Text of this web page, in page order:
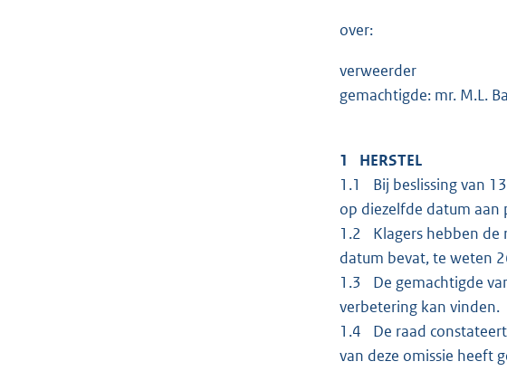
over:
verweerder
gemachtigde: mr. M.L.
1
HERSTEL
1.1 Bij beslissing van
op diezelfde datum aan
1.2 Klagers hebben de
datum bevat, te weten
1.3 De gemachtigde
verbetering kan vinden.
1.4 De raad
van deze omissie heeft